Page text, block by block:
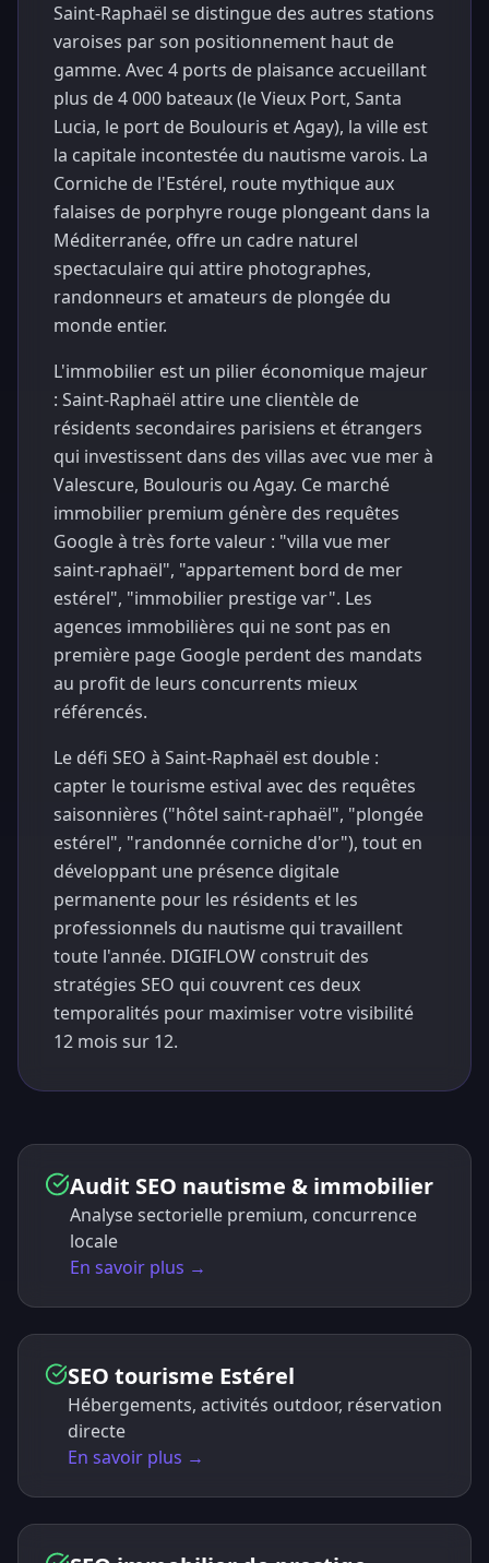
Saint-Raphaël se distingue des autres stations
varoises par son positionnement haut de
gamme. Avec 4 ports de plaisance accueillant
plus de 4 000 bateaux (le Vieux Port, Santa
Lucia, le port de Boulouris et Agay), la ville est
la capitale incontestée du nautisme varois. La
Corniche de l'Estérel, route mythique aux
falaises de porphyre rouge plongeant dans la
Méditerranée, offre un cadre naturel
spectaculaire qui attire photographes,
randonneurs et amateurs de plongée du
monde entier.
L'immobilier est un pilier économique majeur
: Saint-Raphaël attire une clientèle de
résidents secondaires parisiens et étrangers
qui investissent dans des villas avec vue mer à
Valescure, Boulouris ou Agay. Ce marché
immobilier premium génère des requêtes
Google à très forte valeur : "villa vue mer
saint-raphaël", "appartement bord de mer
estérel", "immobilier prestige var". Les
agences immobilières qui ne sont pas en
première page Google perdent des mandats
au profit de leurs concurrents mieux
référencés.
Le défi SEO à Saint-Raphaël est double :
capter le tourisme estival avec des requêtes
saisonnières ("hôtel saint-raphaël", "plongée
estérel", "randonnée corniche d'or"), tout en
développant une présence digitale
permanente pour les résidents et les
professionnels du nautisme qui travaillent
toute l'année. DIGIFLOW construit des
stratégies SEO qui couvrent ces deux
temporalités pour maximiser votre visibilité
12 mois sur 12.
Audit SEO nautisme & immobilier
Analyse sectorielle premium, concurrence
locale
En savoir plus →
SEO tourisme Estérel
Hébergements, activités outdoor, réservation
directe
En savoir plus →